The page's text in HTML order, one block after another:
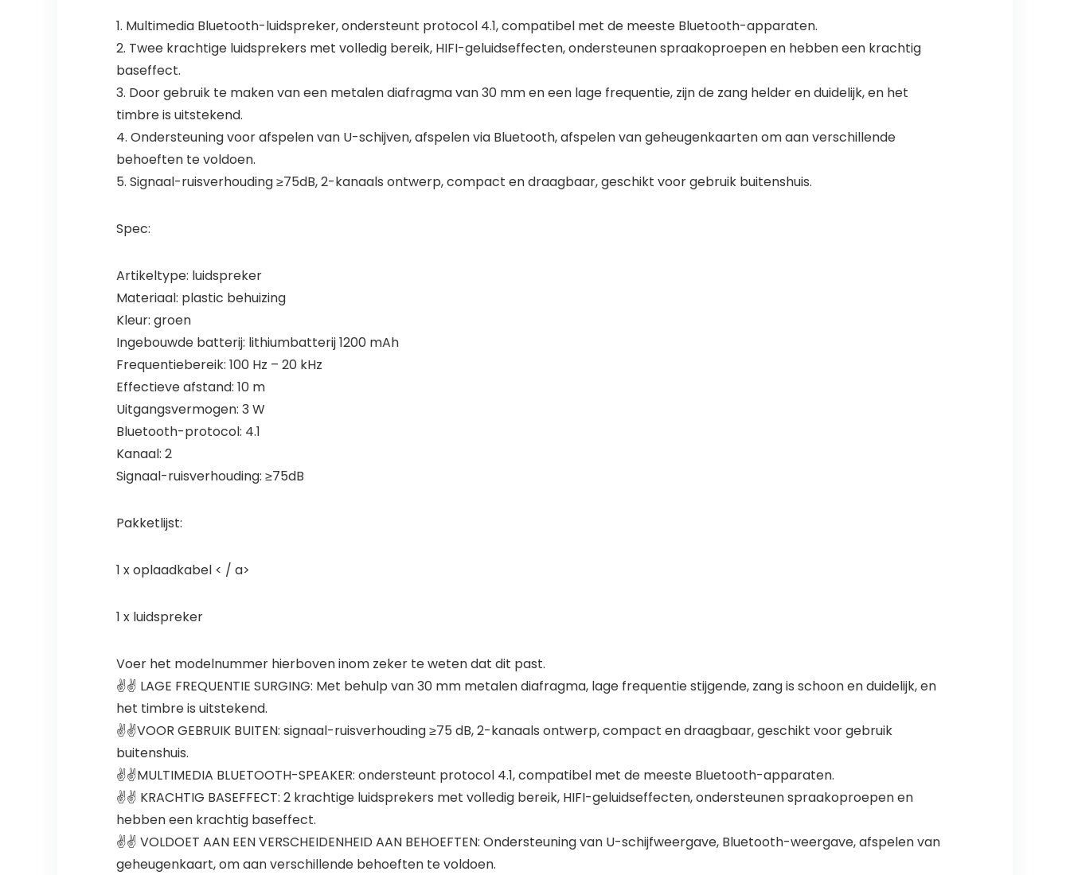
1. Multimedia Bluetooth-luidspreker, ondersteunt protocol 4.1, compatibel met de meeste Bluetooth-apparaten.
2. Twee krachtige luidsprekers met volledig bereik, HIFI-geluidseffecten, ondersteunen spraakoproepen en hebben een krachtig
baseffect.
3. Door gebruik te maken van een metalen diafragma van 30 mm en een lage frequentie, zijn de zang helder en duidelijk, en het
timbre is uitstekend.
4. Ondersteuning voor afspelen van U-schijven, afspelen via Bluetooth, afspelen van geheugenkaarten om aan verschillende
behoeften te voldoen.
5. Signaal-ruisverhouding ≥75dB, 2-kanaals ontwerp, compact en draagbaar, geschikt voor gebruik buitenshuis.
Spec:
Artikeltype: luidspreker
Materiaal: plastic behuizing
Kleur: groen
Ingebouwde batterij: lithiumbatterij 1200 mAh
Frequentiebereik: 100 Hz – 20 kHz
Effectieve afstand: 10 m
Uitgangsvermogen: 3 W
Bluetooth-protocol: 4.1
Kanaal: 2
Signaal-ruisverhouding: ≥75dB
Pakketlijst:
1 x oplaadkabel < / a>
1 x luidspreker
Voer het modelnummer hierboven inom zeker te weten dat dit past.
✌✌ LAGE FREQUENTIE SURGING: Met behulp van 30 mm metalen diafragma, lage frequentie stijgende, zang is schoon en duidelijk, en
het timbre is uitstekend.
✌✌VOOR GEBRUIK BUITEN: signaal-ruisverhouding ≥75 dB, 2-kanaals ontwerp, compact en draagbaar, geschikt voor gebruik
buitenshuis.
✌✌MULTIMEDIA BLUETOOTH-SPEAKER: ondersteunt protocol 4.1, compatibel met de meeste Bluetooth-apparaten.
✌✌ KRACHTIG BASEFFECT: 2 krachtige luidsprekers met volledig bereik, HIFI-geluidseffecten, ondersteunen spraakoproepen en
hebben een krachtig baseffect.
✌✌ VOLDOET AAN EEN VERSCHEIDENHEID AAN BEHOEFTEN: Ondersteuning van U-schijfweergave, Bluetooth-weergave, afspelen van
geheugenkaart, om aan verschillende behoeften te voldoen.